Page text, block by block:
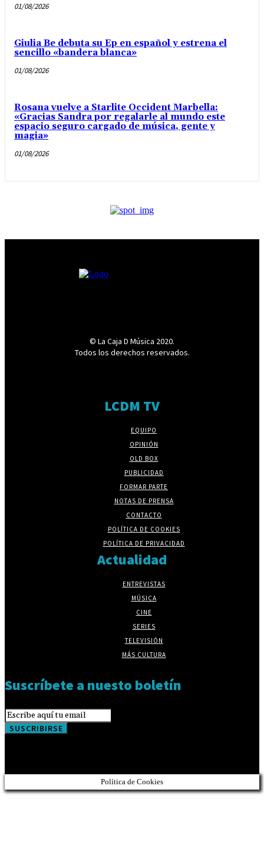
01/08/2026
Giulia Be debuta su Ep en español y estrena el
sencillo «bandera blanca»
01/08/2026
Rosana vuelve a Starlite Occident Marbella:
«Gracias Sandra por regalarle al mundo este
espacio seguro cargado de música, gente y
magia»
01/08/2026
© La Caja D Música 2020.
Todos los derechos reservados.
LCDM TV
EQUIPO
OPINIÓN
OLD BOX
PUBLICIDAD
FORMAR PARTE
NOTAS DE PRENSA
CONTACTO
POLÍTICA DE COOKIES
POLÍTICA DE PRIVACIDAD
Actualidad
ENTREVISTAS
MÚSICA
CINE
SERIES
TELEVISIÓN
MÁS CULTURA
Suscríbete a nuesto boletín
SUSCRIBIRSE
Política de Cookies